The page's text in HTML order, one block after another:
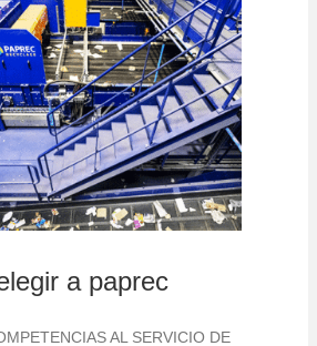
a paprec
AL SERVICIO DE